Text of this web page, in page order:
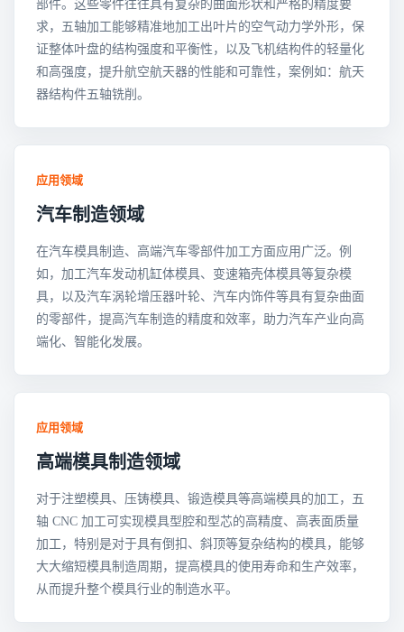
部件。这些零件往往具有复杂的曲面形状和严格的精度要
求，五轴加工能够精准地加工出叶片的空气动力学外形，保
证整体叶盘的结构强度和平衡性，以及飞机结构件的轻量化
和高强度，提升航空航天器的性能和可靠性，案例如：航天
器结构件五轴铣削。
应用领域
汽车制造领域
在汽车模具制造、高端汽车零部件加工方面应用广泛。例
如，加工汽车发动机缸体模具、变速箱壳体模具等复杂模
具，以及汽车涡轮增压器叶轮、汽车内饰件等具有复杂曲面
的零部件，提高汽车制造的精度和效率，助力汽车产业向高
端化、智能化发展。
应用领域
高端模具制造领域
对于注塑模具、压铸模具、锻造模具等高端模具的加工，五
轴 CNC 加工可实现模具型腔和型芯的高精度、高表面质量
加工，特别是对于具有倒扣、斜顶等复杂结构的模具，能够
大大缩短模具制造周期，提高模具的使用寿命和生产效率，
从而提升整个模具行业的制造水平。